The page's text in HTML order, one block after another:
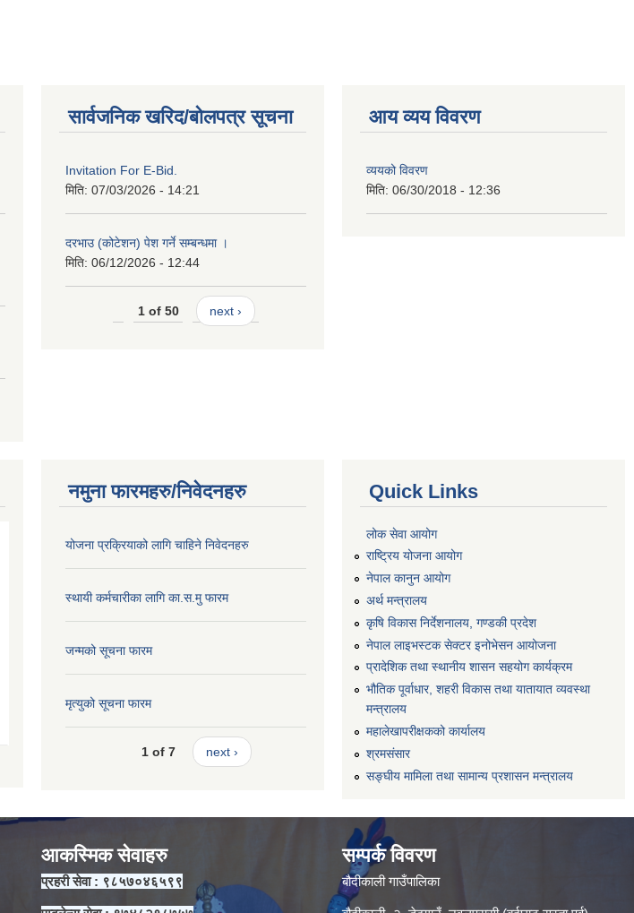
सार्वजनिक खरिद/बोलपत्र सूचना
Invitation For E-Bid.
मिति: 07/03/2026 - 14:21
दरभाउ (कोटेशन) पेश गर्ने सम्बन्धमा ।
मिति: 06/12/2026 - 12:44
1 of 50 next ›
आय व्यय विवरण
व्ययको विवरण
मिति: 06/30/2018 - 12:36
नमुना फारमहरु/निवेदनहरु
योजना प्रक्रियाको लागि चाहिने निवेदनहरु
स्थायी कर्मचारीका लागि का.स.मु फारम
जन्मको सूचना फारम
मृत्युको सूचना फारम
1 of 7 next ›
Quick Links
लोक सेवा आयोग
राष्ट्रिय योजना आयोग
नेपाल कानुन आयोग
अर्थ मन्त्रालय
कृषि विकास निर्देशनालय, गण्डकी प्रदेश
नेपाल लाइभस्टक सेक्टर इनोभेसन आयोजना
प्रादेशिक तथा स्थानीय शासन सहयोग कार्यक्रम
भौतिक पूर्वाधार, शहरी विकास तथा यातायात व्यवस्था
मन्त्रालय
महालेखापरीक्षकको कार्यालय
श्रमसंसार
सङ्घीय मामिला तथा सामान्य प्रशासन मन्त्रालय
आकस्मिक सेवाहरु
प्रहरी सेवा : ९८५७०४६५९९
सम्पर्क विवरण
बौदीकाली गाउँपालिका